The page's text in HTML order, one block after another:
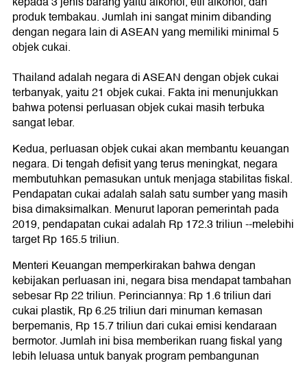
produk tembakau. Jumlah ini sangat minim dibanding
dengan negara lain di ASEAN yang memiliki minimal 5
objek cukai.
Thailand adalah negara di ASEAN dengan objek cukai
terbanyak, yaitu 21 objek cukai. Fakta ini menunjukkan
bahwa potensi perluasan objek cukai masih terbuka
sangat lebar.
Kedua, perluasan objek cukai akan membantu keuangan
negara. Di tengah defisit yang terus meningkat, negara
membutuhkan pemasukan untuk menjaga stabilitas fiskal.
Pendapatan cukai adalah salah satu sumber yang masih
bisa dimaksimalkan. Menurut laporan pemerintah pada
2019, pendapatan cukai adalah Rp 172.3 triliun --melebihi
target Rp 165.5 triliun.
Menteri Keuangan memperkirakan bahwa dengan
kebijakan perluasan ini, negara bisa mendapat tambahan
sebesar Rp 22 triliun. Perinciannya: Rp 1.6 triliun dari
cukai plastik, Rp 6.25 triliun dari minuman kemasan
berpemanis, Rp 15.7 triliun dari cukai emisi kendaraan
bermotor. Jumlah ini bisa memberikan ruang fiskal yang
lebih leluasa untuk banyak program pembangunan